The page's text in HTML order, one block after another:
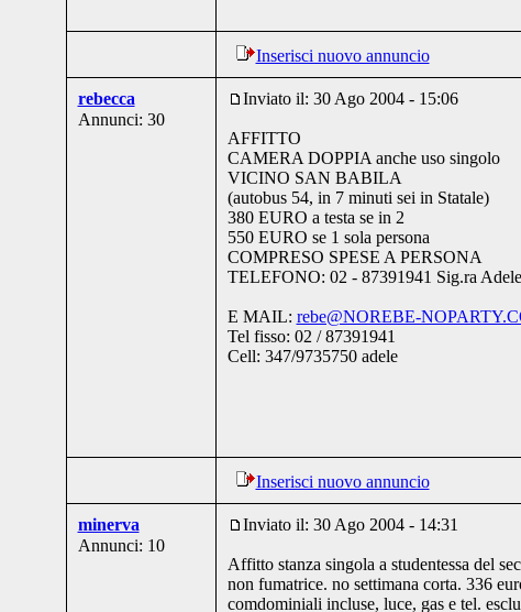
Inserisci nuovo annuncio
rebecca
Annunci: 30
Inviato il: 30 Ago 2004 - 15:06
AFFITTO
CAMERA DOPPIA anche uso singolo
VICINO SAN BABILA
(autobus 54, in 7 minuti sei in Statale)
380 EURO a testa se in 2
550 EURO se 1 sola persona
COMPRESO SPESE A PERSONA
TELEFONO: 02 - 87391941 Sig.ra Adele
E MAIL: rebe@NOREBE-
Tel fisso: 02 / 87391941
Cell: 347/9735750 adele
Inserisci nuovo annuncio
minerva
Annunci: 10
Inviato il: 30 Ago 2004 - 14:31
Affitto stanza singola a studentessa del
non fumatrice. no settimana corta. 336
comdominiali incluse, luce, gas e tel.